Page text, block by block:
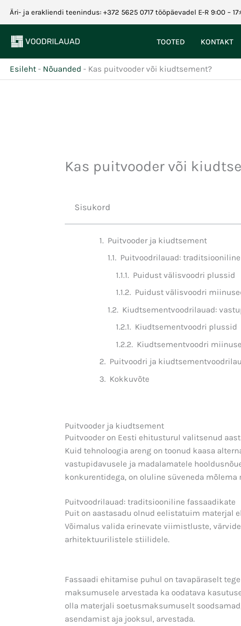
Äri- ja erakliendi teenindus: +372 5625 0717 tööpäevadel E-R 9:00 –
TOOTED KONTAKT
Esileht - Nõuanded - Kas puitvooder või kiudtsement?
Kas puitvooder või
Sisukord
Puitvooder ja kiudtsement
Puitvoodrilauad:
Puidust välisvoodri plussid
Puidust välisvoodri
Kiudtsementvoodrilauad:
Kiudtsementvoodri plussid
Kiudtsementvoodri
Puitvoodri ja
Kokkuvõte
Puitvooder ja kiudtsement
Puitvooder on Eesti ehitusturul valitsenud
Kuid tehnoloogia areng on toonud kaasa
vastupidavusele ja madalamatele
konkurentidega, on oluline süveneda
Puitvoodrilauad: traditsiooniline fassaadikate
Puit on aastasadu olnud eelistatuim materjal
Võimalus valida erinevate viimistluste,
arhitektuurilistele stiilidele.
Fassaadi ehitamise puhul on tavapäraselt
maksumusele arvestada ka oodatava
olla materjali soetusmaksumuselt
asendamist aja jooksul, arvestada.